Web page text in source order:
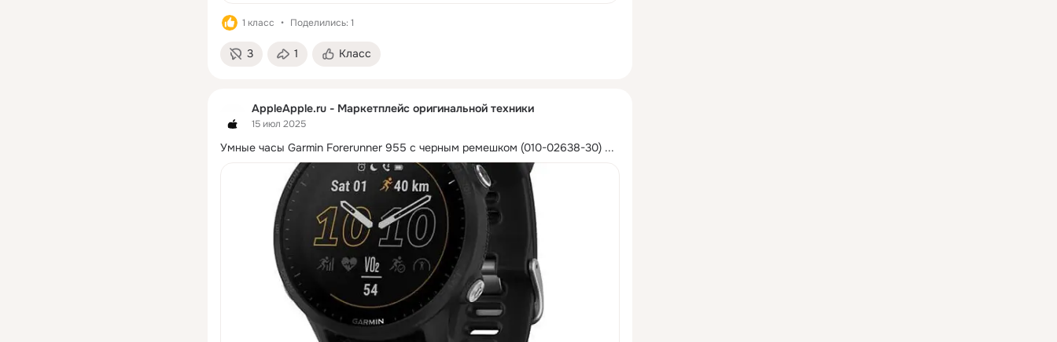
1 класс Поделились: 1
3 1 Класс
AppleApple.ru - Маркетплейс оригинальной техники
15 июл 2025
Умные часы Garmin Forerunner 955 с черным ремешком (010-02638-30) ...